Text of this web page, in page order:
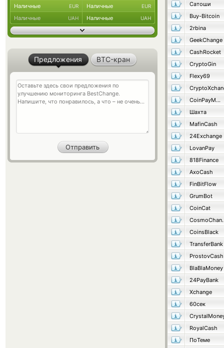
Сатоши
Buy-Bitcoin
2rbina
GeekChange
CashRocket
CryptoGin
Flexy69
CoinPayMaster
Шахта
MafinCash
24Exchange
LovanPay
818Finance
AxoCash
FinBitFlow
GrumBot
CoinCat
CoinsBlack
TransferBank
ProstovCash
BlaBlaMoney
24PayBank
Xchange
60сек
RoyalCash
ПоТеме
Наличные EUR Наличные EUR
Наличные UAH Наличные UAH
Предложения BTC-кран